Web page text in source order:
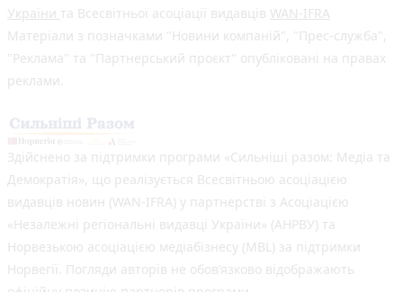
України та Всесвітньої асоціації видавців WAN-IFRA
Матеріали з позначками "Новини компаній", "Прес-служба",
"Реклама" та "Партнерський проєкт" опубліковані на правах
реклами.
Здійснено за підтримки програми «Сильніші разом: Медіа та
Демократія», що реалізується Всесвітньою асоціацією
видавців новин (WAN-IFRA) у партнерстві з Асоціацією
«Незалежні регіональні видавці України» (АНРВУ) та
Норвезькою асоціацією медіабізнесу (MBL) за підтримки
Норвегії. Погляди авторів не обов’язково відображають